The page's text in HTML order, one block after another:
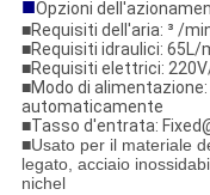
■Opzioni
■Requisiti dell'aria: ³ /
■Requisiti idraulici: 65L/
■Requisiti elettrici:
■Modo di
automaticamente
■Tasso d'entrata:
■Usato per il materiale
legato, acciaio
nichel